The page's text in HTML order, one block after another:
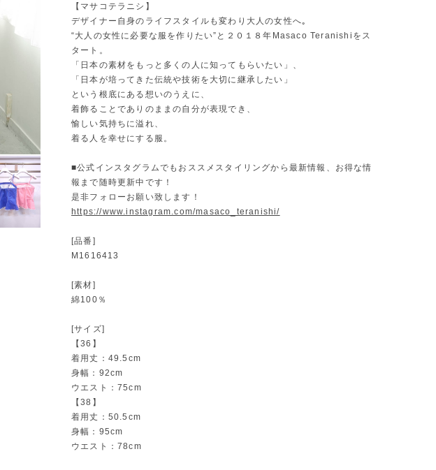
【マサコテラニシ】
デザイナー自身のライフスタイルも変わり大人の女性へ｡
“大人の女性に必要な服を作りたい”と２０１８年Masaco Teranishiをス
タート。
「日本の素材をもっと多くの人に知ってもらいたい」、
「日本が培ってきた伝統や技術を大切に継承したい」
という根底にある想いのうえに、
着飾ることでありのままの自分が表現でき、
愉しい気持ちに溢れ、
着る人を幸せにする服。
■公式インスタグラムでもおススメスタイリングから最新情報、お得な情
報まで随時更新中です！
是非フォローお願い致します！
https://www.instagram.com/masaco_teranishi/
[品番]
M1616413
[素材]
綿100％
[サイズ]
【36】
着用丈：49.5cm
身幅：92cm
ウエスト：75cm
【38】
着用丈：50.5cm
身幅：95cm
ウエスト：78cm